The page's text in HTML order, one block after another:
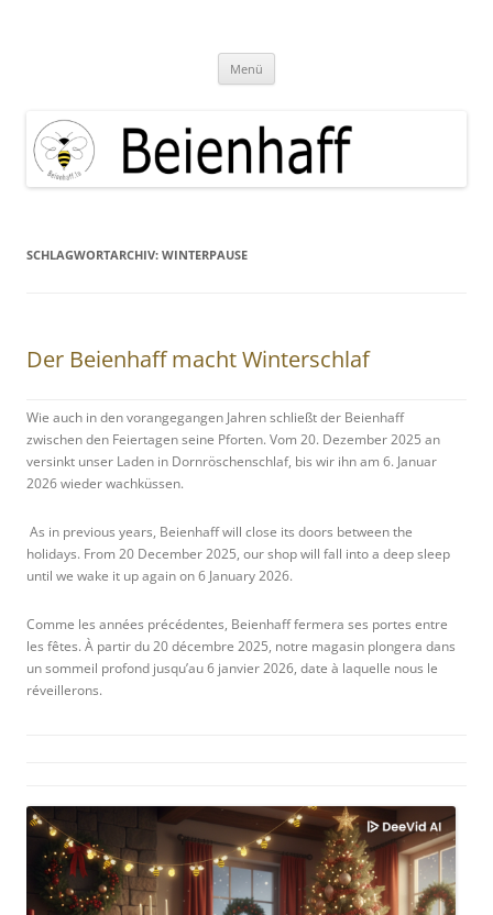
Menü
SCHLAGWORTARCHIV: WINTERPAUSE
Der Beienhaff macht Winterschlaf
Wie auch in den vorangegangen Jahren schließt der Beienhaff
zwischen den Feiertagen seine Pforten. Vom 20. Dezember 2025 an
versinkt unser Laden in Dornröschenschlaf, bis wir ihn am 6. Januar
2026 wieder wachküssen.
­ As in previous years, Beienhaff will close its doors between the
holidays. From 20 December 2025, our shop will fall into a deep sleep
until we wake it up again on 6 January 2026. ­
Comme les années précédentes, Beienhaff fermera ses portes entre
les fêtes. À partir du 20 décembre 2025, notre magasin plongera dans
un sommeil profond jusqu’au 6 janvier 2026, date à laquelle nous le
réveillerons. ­